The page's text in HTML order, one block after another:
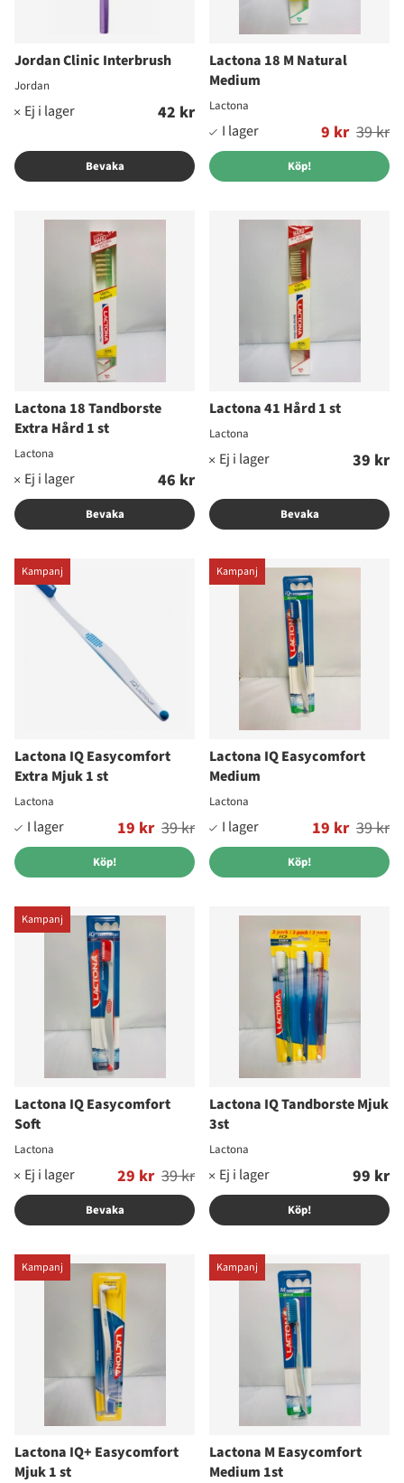
Jordan Clinic Interbrush
Jordan
42 kr
Bevaka
Lactona 18 M Natural
Medium
Lactona
9 kr
Ordinarie pris: 39 kr
Köp!
Lactona 18 Tandborste
Extra Hård 1 st
Lactona
46 kr
Bevaka
Lactona 41 Hård 1 st
Lactona
39 kr
Bevaka
Kampanj
Lactona IQ Easycomfort
Extra Mjuk 1 st
Lactona
19 kr
Ordinarie pris: 39 kr
Köp!
Kampanj
Lactona IQ Easycomfort
Medium
Lactona
19 kr
Ordinarie pris: 39 kr
Köp!
Kampanj
Lactona IQ Easycomfort
Soft
Lactona
29 kr
Ordinarie pris: 39 kr
Bevaka
Lactona IQ Tandborste Mjuk
3st
Lactona
99 kr
Köp!
Kampanj
Lactona IQ+ Easycomfort
Mjuk 1 st
Kampanj
Lactona M Easycomfort
Medium 1st